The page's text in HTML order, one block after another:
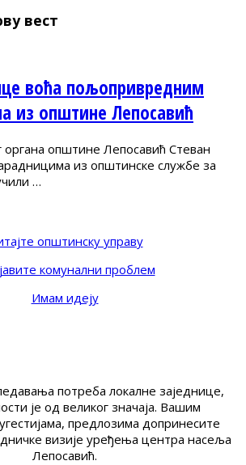
вест
воћа пољопривредним
из општине Лепосавић
општине Лепосавић Стеван
из општинске службе за
…
општинску управу
комунални проблем
Имам идеју
потреба локалне заједнице,
је од великог значаја. Вашим
предлозима допринесите
визије уређења центра насеља
Лепосавић.